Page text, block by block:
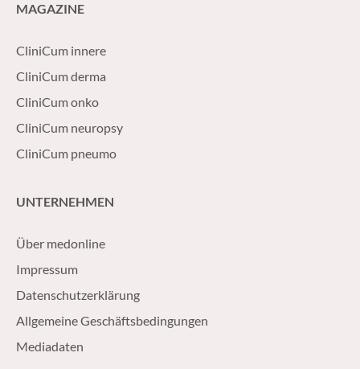
MAGAZINE
CliniCum innere
CliniCum derma
CliniCum onko
CliniCum neuropsy
CliniCum pneumo
UNTERNEHMEN
Über medonline
Impressum
Datenschutzerklärung
Allgemeine Geschäftsbedingungen
Mediadaten